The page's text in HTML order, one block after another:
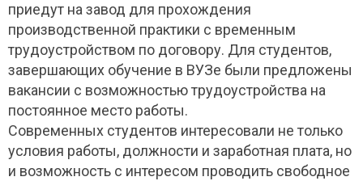
приедут на завод для прохождения
производственной практики с временным
трудоустройством по договору. Для студентов,
завершающих обучение в ВУЗе были предложены
вакансии с возможностью трудоустройства на
постоянное место работы.
Современных студентов интересовали не только
условия работы, должности и заработная плата, но
и возможность с интересом проводить свободное